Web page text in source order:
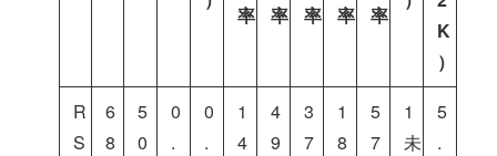
K
）
率 率 率 率 率
R
S
6
8
5
0
0
.
0
.
1
4
4
9
3
7
1
8
5
7
1
未
5
.